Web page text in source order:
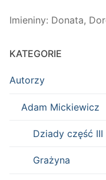
Imieniny: Donata,
KATEGORIE
Autorzy
Adam Mickiewicz
Dziady część III
Grażyna